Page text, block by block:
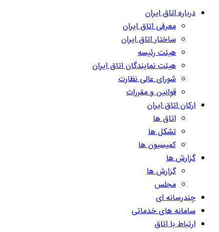
درباره اتاق ایران
معرفی اتاق ایران
ساختار اتاق ایران
هیئت رئیسه
هیئت نمایندگان اتاق ایران
شورای عالی نظارت
قوانین و مقررات
ارکان اتاق ایران
اتاق ها
تشکل ها
کمیسیون ها
گزارش ها
گزارش ها
مجلس
چندرسانه ای
سامانه های خدماتی
ارتباط با اتاق